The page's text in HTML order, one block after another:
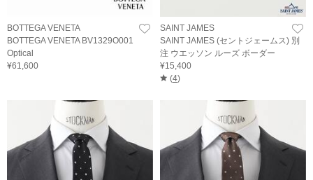
BOTTEGA VENETA
BOTTEGA VENETA BV1329O001
Optical
¥61,600
SAINT JAMES
SAINT JAMES (セントジェームス) 別
注 ウエッソン ルーズ ボーダー
¥15,400
(4)